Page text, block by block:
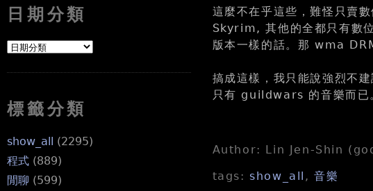
日期分類
標籤分類
show_all (2295)
程式 (889)
閒聊 (599)
這麼不在乎這些，難怪只賣
Skyrim, 其他的全都只有數
版本一樣的話。那 wma
搞成這樣，我只能說強烈不
只有 guildwars 的音樂而
Author: Lin Jen-Shin
tags:show_all ,音樂